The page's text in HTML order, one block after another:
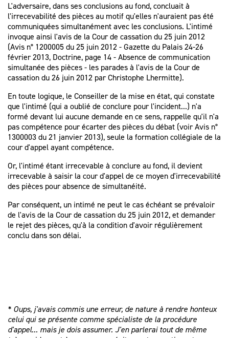
L'adversaire, dans ses conclusions au fond, concluait à
l'irrecevabilité des pièces au motif qu'elles n'auraient pas été
communiquées simultanément avec les conclusions. L'intimé
invoque ainsi l'avis de la Cour de cassation du 25 juin 2012
(Avis n° 1200005 du 25 juin 2012 -Gazette du Palais 24-26
février 2013, Doctrine, page 14 - Absence de communication
simultanée des pièces - les parades à l'avis de la Cour de
cassation du 26 juin 2012 par Christophe Lhermitte).
En toute logique, le Conseiller de la mise en état, qui constate
que l'intimé (qui a oublié de conclure pour l'incident...) n'a
formé devant lui aucune demande en ce sens, rappelle qu'il n'a
pas compétence pour écarter des pièces du débat (voirAvis n°
1300003 du 21 janvier 2013), seule la formation collégiale de la
cour d'appel ayant compétence.
Or, l'intimé étant irrecevable à conclure au fond, il devient
irrecevable à saisir la cour d'appel de ce moyen d'irrecevabilité
des pièces pour absence de simultanéité.
Par conséquent, un intimé ne peut le cas échéant se prévaloir
de l'avis de la Cour de cassation du 25 juin 2012, et demander
le rejet des pièces, qu'à la condition d'avoir régulièrement
conclu dans son délai.
* Oups, j'avais commis une erreur, de nature à rendre honteux
celui qui se présente comme spécialiste de la procédure
d'appel... mais je dois assumer. J'en parlerai tout de même